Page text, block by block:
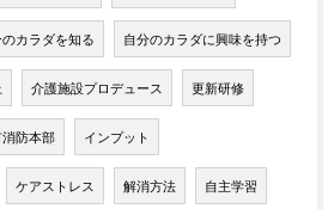
カラダを知る 自分のカラダに興味を持つ
介護施設プロデュース 更新研修
防本部 インプット
ケアストレス 解消方法 自主学習